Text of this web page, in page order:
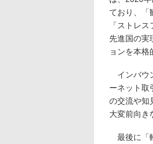
ており、「
「ストレ
先進国の実
ョンを本格
インバウ
ーネット取
の交流や知
大変前向き
最後に「